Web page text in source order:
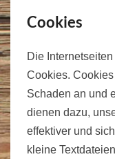
Cookies
Die
Cookies.
Schaden an und
dienen dazu,
effektiver und
kleine